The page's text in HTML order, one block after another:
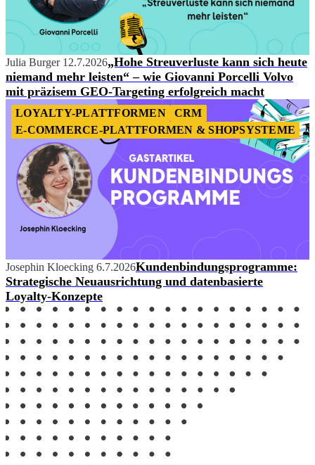
Julia Burger 12.7.2026„Hohe Streuverluste kann sich heute
niemand mehr leisten“ – wie Giovanni Porcelli Volvo
mit präzisem GEO-Targeting erfolgreich macht
LOYALTY-PLATTFORMEN
CRM
E-COMMERCE-PLATTFORMEN & SHOPSYSTEME
Josephin Kloecking 6.7.2026Kundenbindungsprogramme:
Strategische Neuausrichtung und datenbasierte
Loyalty-Konzepte